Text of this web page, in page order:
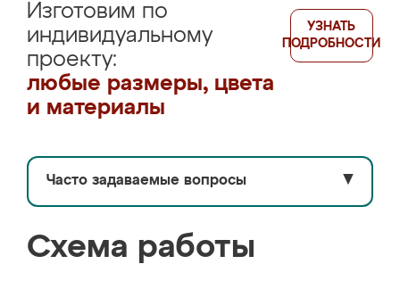
Изготовим по
индивидуальному
проекту:
любые размеры, цвета
и материалы
УЗНАТЬ
ПОДРОБНОСТИ
Часто задаваемые вопросы ▼
Схема работы